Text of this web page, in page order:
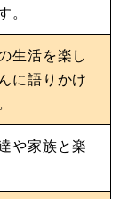
。
生活を楽し
に語りかけ
や家族と楽